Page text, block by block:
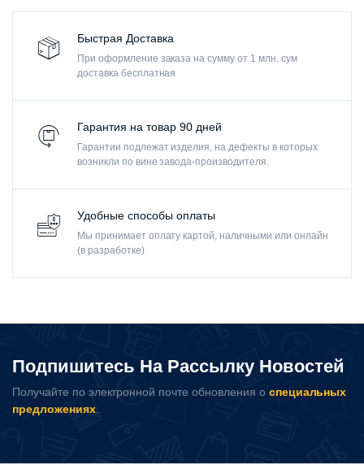
Быстрая Доставка
При оформление заказа на сумму от 1 млн. сум
доставка бесплатная
Гарантия на товар 90 дней
Гарантии подлежат изделия, на дефекты в которых
возникли по вине завода-производителя.
Удобные способы оплаты
Мы принимает оплату картой, наличными или онлайн
(в разработке)
Подпишитесь На Рассылку Новостей
Получайте по электронной почте обновления о специальных
предложениях.